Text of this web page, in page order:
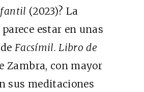
(2023)? La
estar en unas
Facsímil. Libro de
Zambra, con mayor
sus meditaciones